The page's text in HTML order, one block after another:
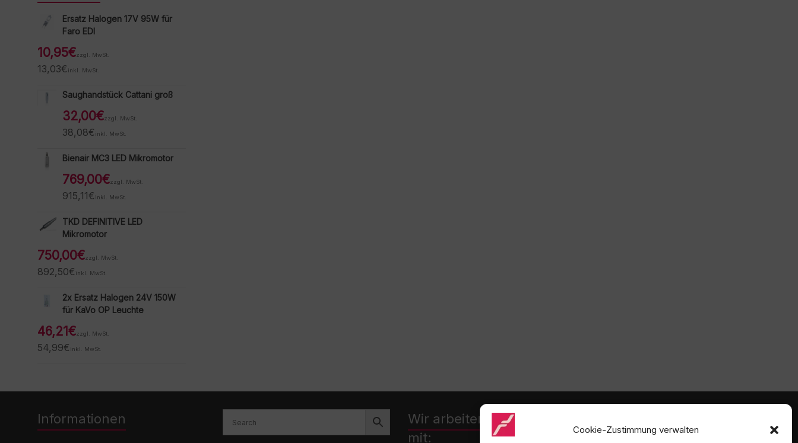
Cookie-Zustimmung verwalten
Ersatz Halogen 17V 95W für
Faro EDI
10,95€zzgl. MwSt.
13,03€ inkl. MwSt.
Saughandstück Cattani groß
32,00€zzgl. MwSt.
38,08€ inkl. MwSt.
Bienair MC3 LED Mikromotor
769,00€zzgl. MwSt.
915,11€ inkl. MwSt.
TKD DEFINITIVE LED
Mikromotor
750,00€zzgl. MwSt.
892,50€ inkl. MwSt.
2x Ersatz Halogen 24V 150W
für KaVo OP Leuchte
46,21€zzgl. MwSt.
54,99€ inkl. MwSt.
Informationen
Wir arbeiten zusammen
mit: